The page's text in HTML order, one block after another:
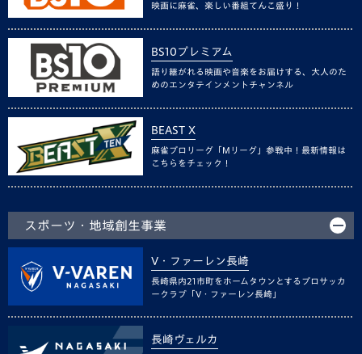
映画に麻雀、楽しい番組てんこ盛り！
BS10プレミアム
語り継がれる映画や音楽をお届けする、大人のた
めのエンタテインメントチャンネル
BEAST X
麻雀プロリーグ「Mリーグ」参戦中！最新情報は
こちらをチェック！
スポーツ・地域創生事業
V・ファーレン長崎
長崎県内21市町をホームタウンとするプロサッカ
ークラブ「V・ファーレン長崎」
長崎ヴェルカ